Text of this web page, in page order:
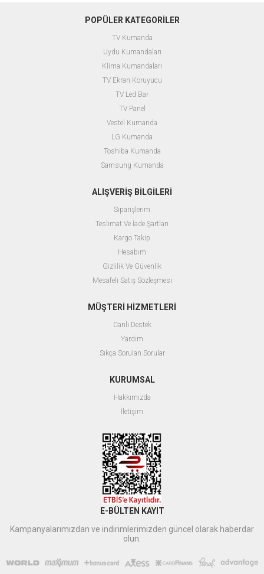
POPÜLER KATEGORİLER
TV Kumanda
Uydu Kumandaları
Klima Kumandaları
TV Ekran Koruyucu
TV Led Bar
TV Panel
Vestel Kumanda
LG Kumanda
Toshiba Kumanda
Samsung Kumanda
ALIŞVERİŞ BİLGİLERİ
Siparişlerim
Teslimat Ve İade Şartları
Kargo Takip
Hesabım
Gizlilik Ve Güvenlik
Mesafeli Satış Sözleşmesi
MÜŞTERİ HİZMETLERİ
Canlı Destek
Yardım
Sıkça Sorulan Sorular
KURUMSAL
Hakkımızda
İletişim
E-BÜLTEN KAYIT
Kampanyalarımızdan ve indirimlerimizden güncel olarak haberdar
olun.